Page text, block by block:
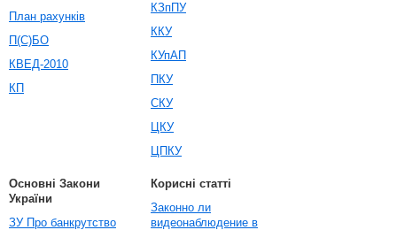
План рахунків
П(С)БО
КВЕД-2010
КП
КЗпПУ
ККУ
КУпАП
ПКУ
СКУ
ЦКУ
ЦПКУ
Основні Закони
України
ЗУ Про банкрутство
Корисні статті
Законно ли
видеонаблюдение в